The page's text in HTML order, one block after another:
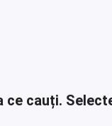
ce cauți.